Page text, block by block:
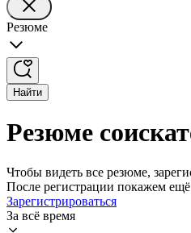
Резюме
Найти
Резюме
Чтобы видеть все резюме,
После регистрации покажем
Зарегистрироваться
За всё время